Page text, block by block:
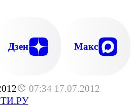
07:34 17.07.2012
Дзен Макс